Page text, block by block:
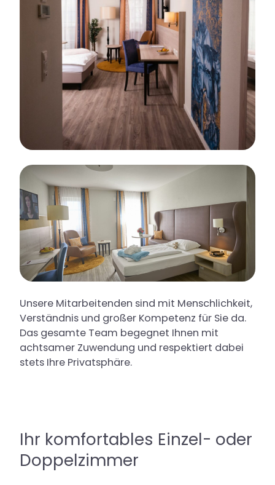
Unsere Mitarbeitenden sind mit Menschlichkeit,
Verständnis und großer Kompetenz für Sie da.
Das gesamte Team begegnet Ihnen mit
achtsamer Zuwendung und respektiert dabei
stets Ihre Privatsphäre.
Ihr komfortables Einzel- oder
Doppelzimmer